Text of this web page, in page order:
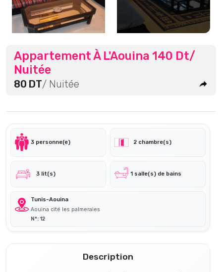
Appartement À L'Aouina 140 Dt/
Nuitée
80 DT/ Nuitée
3 personne(e) 2 chambre(s)
3 lit(s) 1 salle(s) de bains
Tunis-Aouina
Aouina cité les palmeraies
N°: 12
Description